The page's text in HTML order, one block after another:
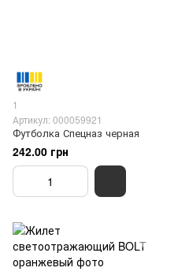
1
Артикул: 000059921
Футболка Спецназ черная
242.00 грн